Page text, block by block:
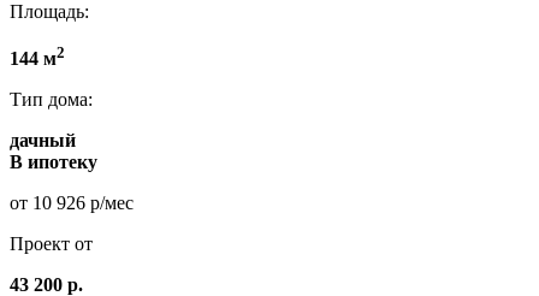
Площадь:
144 м2
Тип дома:
дачный
В ипотеку
от 10 926 р/мес
Проект от
43 200 р.